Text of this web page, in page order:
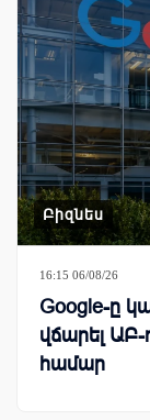
Բիզնես
16:15 06/08/26
Google-ը
վճարել ԱԲ-
համար